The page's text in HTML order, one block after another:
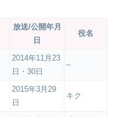
放送/公開年月
日
役名
2014年11月23
日・30日
–
2015年3月29
日
キク